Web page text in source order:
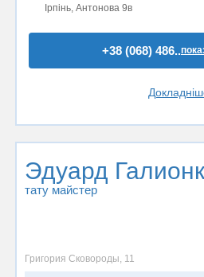
Ірпінь, Антонова 9в
+38 (068) 486..
Эдуард
тату майстер
Григория Сковороды, 11